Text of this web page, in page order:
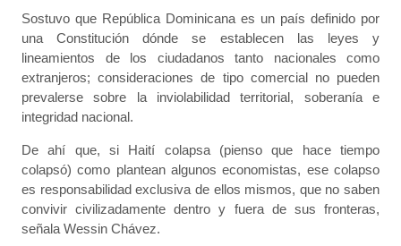
Sostuvo que República Dominicana es un país definido por
una Constitución dónde se establecen las leyes y
lineamientos de los ciudadanos tanto nacionales como
extranjeros; consideraciones de tipo comercial no pueden
prevalerse sobre la inviolabilidad territorial, soberanía e
integridad nacional.
De ahí que, si Haití colapsa (pienso que hace tiempo
colapsó) como plantean algunos economistas, ese colapso
es responsabilidad exclusiva de ellos mismos, que no saben
convivir civilizadamente dentro y fuera de sus fronteras,
señala Wessin Chávez.